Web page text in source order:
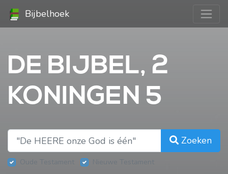
Bijbelhoek
DE BIJBEL, 2
KONINGEN 5
Zoeken